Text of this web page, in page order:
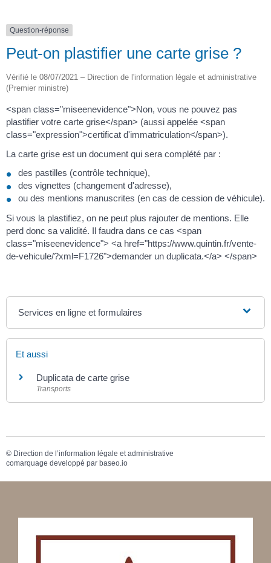
Question-réponse
Peut-on plastifier une carte grise ?
Vérifié le 08/07/2021 – Direction de l'information légale et administrative
(Premier ministre)
<span class="miseenevidence">Non, vous ne pouvez pas
plastifier votre carte grise</span> (aussi appelée <span
class="expression">certificat d'immatriculation</span>).
La carte grise est un document qui sera complété par :
des pastilles (contrôle technique),
des vignettes (changement d'adresse),
ou des mentions manuscrites (en cas de cession de véhicule).
Si vous la plastifiez, on ne peut plus rajouter de mentions. Elle
perd donc sa validité. Il faudra dans ce cas <span
class="miseenevidence"> <a href="https://www.quintin.fr/vente-
de-vehicule/?xml=F1726">demander un duplicata.</a> </span>
Services en ligne et formulaires
Et aussi
Duplicata de carte grise
Transports
© Direction de l’information légale et administrative
comarquage developpé par baseo.io